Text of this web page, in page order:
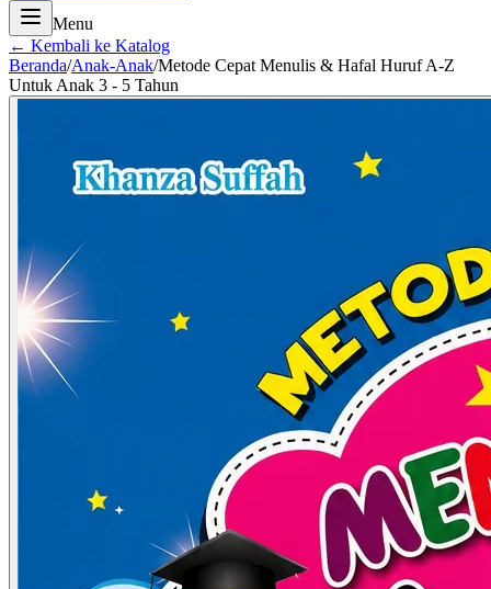
Menu
← Kembali ke Katalog
Beranda/Anak-Anak/Metode Cepat Menulis & Hafal Huruf A-Z
Untuk Anak 3 - 5 Tahun